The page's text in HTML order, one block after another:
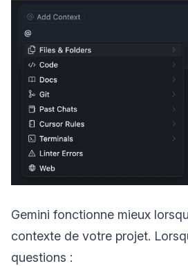
Gemini fonctionne mieux
contexte de votre projet.
questions :